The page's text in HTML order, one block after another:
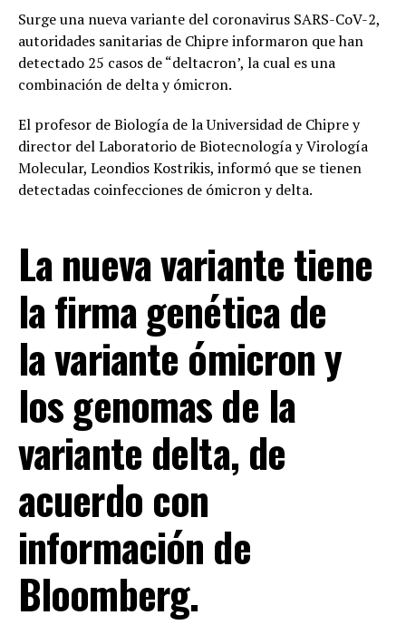
Surge una nueva variante del coronavirus SARS-CoV-2,
autoridades sanitarias de Chipre informaron que han
detectado 25 casos de “deltacron’, la cual es una
combinación de delta y ómicron.
El profesor de Biología de la Universidad de Chipre y
director del Laboratorio de Biotecnología y Virología
Molecular, Leondios Kostrikis, informó que se tienen
detectadas coinfecciones de ómicron y delta.
La nueva variante tiene
la firma genética de
la variante ómicron y
los genomas de la
variante delta, de
acuerdo con
información de
Bloomberg.